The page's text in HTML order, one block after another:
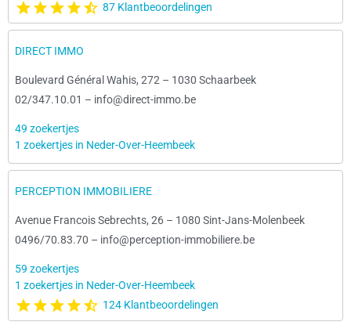
87 Klantbeoordelingen
DIRECT IMMO
Boulevard Général Wahis, 272 – 1030 Schaarbeek
02/347.10.01 – info@direct-immo.be
49 zoekertjes
1 zoekertjes in Neder-Over-Heembeek
PERCEPTION IMMOBILIERE
Avenue Francois Sebrechts, 26 – 1080 Sint-Jans-Molenbeek
0496/70.83.70 – info@perception-immobiliere.be
59 zoekertjes
1 zoekertjes in Neder-Over-Heembeek
124 Klantbeoordelingen